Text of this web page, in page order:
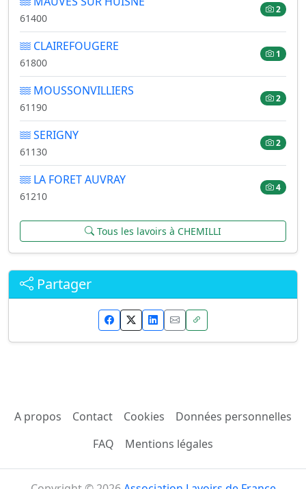
61400
2
CLAIREFOUGERE
61800
1
MOUSSONVILLIERS
61190
2
SERIGNY
61130
2
LA FORET AUVRAY
61210
4
Tous les lavoirs à CHEMILLI
Partager
A propos Contact Cookies
Données personnelles
FAQ
Mentions légales